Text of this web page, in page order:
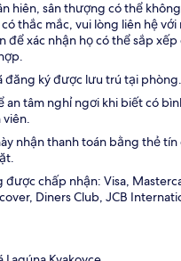
hiên, sân thượng có thể
thắc mắc, vui lòng liên hệ với
để xác nhận họ có thể sắp
đăng ký được lưu trú tại phòng.
an tâm nghỉ ngơi khi biết có
nhận thanh toán bằng thẻ
được chấp nhận: Visa,
Diners Club, JCB